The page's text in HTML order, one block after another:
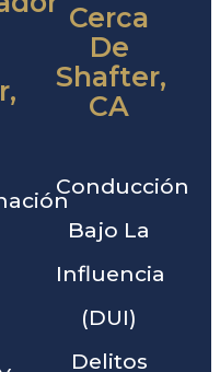
Cerca
De
Shafter,
CA
Conducción
Bajo La
Influencia
(DUI)
Delitos